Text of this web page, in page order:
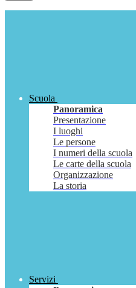
Scuola
Panoramica
Presentazione
I luoghi
Le persone
I numeri della scuola
Le carte della scuola
Organizzazione
La storia
Servizi